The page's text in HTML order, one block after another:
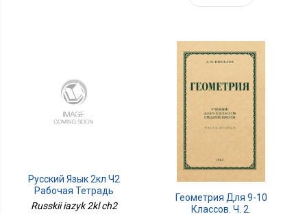
Русский Язык 2кл Ч2
Рабочая Тетрадь
Russkii iazyk 2kl ch2
Геометрия Для 9-10
Классов. Ч. 2.